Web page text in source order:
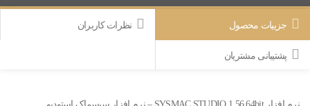
جزییات محصول نظرات کاربران
پشتیبانی مشتریان